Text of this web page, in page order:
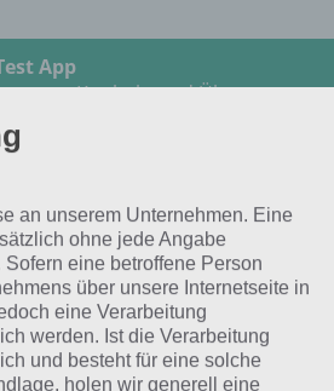
App
zum Knobeln und Üben
vom 18.3.2023 zu
aktuell feststeckst, hier die
an unserem Unternehmen. Eine
ohne jede Angabe
eine betroffene Person
über unsere Internetseite in
eine Verarbeitung
werden. Ist die Verarbeitung
und besteht für eine solche
holen wir generell eine